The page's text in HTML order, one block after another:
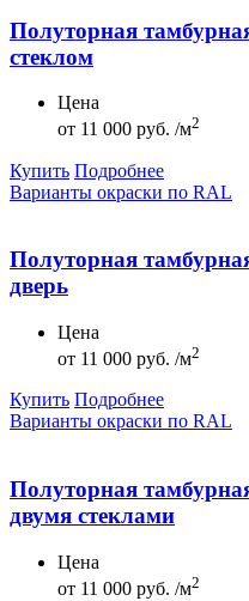
Полуторная
стеклом
Цена
от 11 000 руб. /м2
Купить Подробнее
Варианты окраски по RAL
Полуторная
дверь
Цена
от 11 000 руб. /м2
Купить Подробнее
Варианты окраски по RAL
Полуторная
двумя стеклами
Цена
от 11 000 руб. /м2